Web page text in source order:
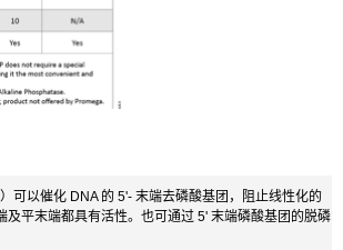
可以催化 DNA 的 5'- 末端去磷酸基团，阻止线性化的
平末端都具有活性。也可通过 5' 末端磷酸基团的脱磷